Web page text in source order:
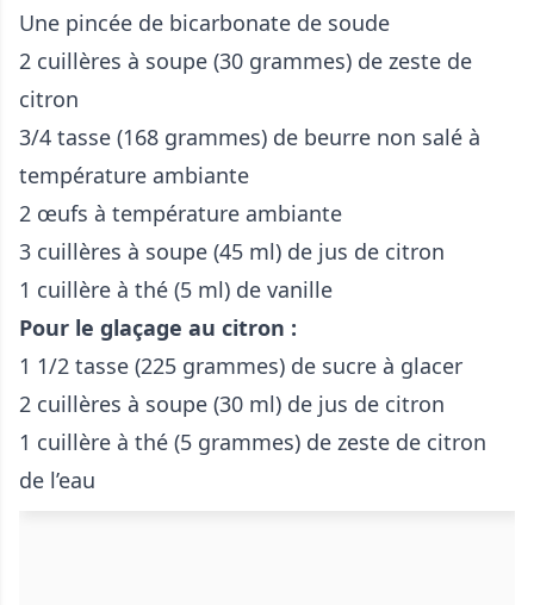
Une pincée de bicarbonate de soude
2 cuillères à soupe (30 grammes) de zeste de
citron
3/4 tasse (168 grammes) de beurre non salé à
température ambiante
2 œufs à température ambiante
3 cuillères à soupe (45 ml) de jus de citron
1 cuillère à thé (5 ml) de vanille
Pour le glaçage au citron :
1 1/2 tasse (225 grammes) de sucre à glacer
2 cuillères à soupe (30 ml) de jus de citron
1 cuillère à thé (5 grammes) de zeste de citron
de l’eau